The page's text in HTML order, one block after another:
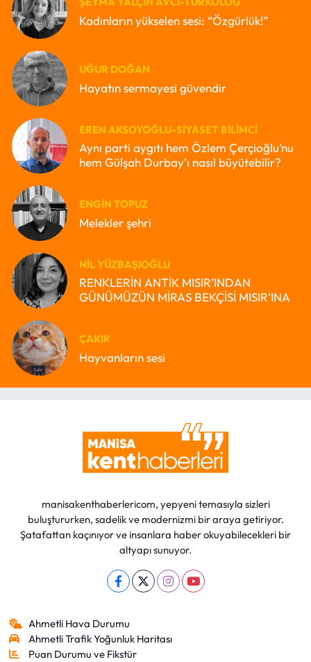
Kadınların yükselen sesi: “Özgürlük!”
UĞUR DOĞAN
Hayatın sermayesi güvendir
EREN AKSOYOĞLU-SIYASET BILIMCI
Aynı parti aygıtı hem Özlem Çerçioğlu’nu
hem Gülşah Durbay’ı nasıl büyütebilir?
ENGIN TOPUZ
Melekler şehri
NIL YÜZBAŞIOĞLU
RENKLERİN ANTİK MISIR’INDAN
GÜNÜMÜZÜN MİRAS BEKÇİSİ MISIR’INA
ÇAKIR
Hayvanların sesi
manisakenthaberlericom, yepyeni temasıyla sizleri
buluştururken, sadelik ve modernizmi bir araya getiriyor.
Şatafattan kaçınıyor ve insanlara haber okuyabilecekleri bir
altyapı sunuyor.
Ahmetli Hava Durumu
Ahmetli Trafik Yoğunluk Haritası
Puan Durumu ve Fikstür